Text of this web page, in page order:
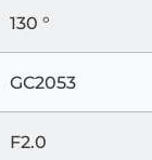
130 °
GC2053
F2.0